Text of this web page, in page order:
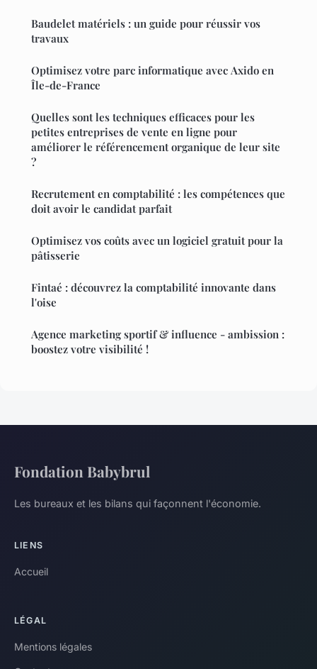
Baudelet matériels : un guide pour réussir vos
travaux
Optimisez votre parc informatique avec Axido en
Île-de-France
Quelles sont les techniques efficaces pour les
petites entreprises de vente en ligne pour
améliorer le référencement organique de leur site
?
Recrutement en comptabilité : les compétences que
doit avoir le candidat parfait
Optimisez vos coûts avec un logiciel gratuit pour la
pâtisserie
Fintaé : découvrez la comptabilité innovante dans
l'oise
Agence marketing sportif & influence - ambission :
boostez votre visibilité !
Fondation Babybrul
Les bureaux et les bilans qui façonnent l'économie.
LIENS
Accueil
LÉGAL
Mentions légales